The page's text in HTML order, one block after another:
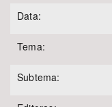
Data:
Tema:
Subtema: